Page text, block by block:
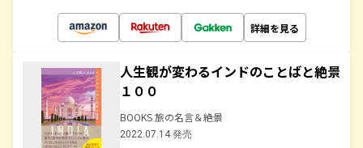
詳細を見る
人生観が変わるインドのことばと絶景
１００
BOOKS 旅の名言＆絶景
2022.07.14 発売